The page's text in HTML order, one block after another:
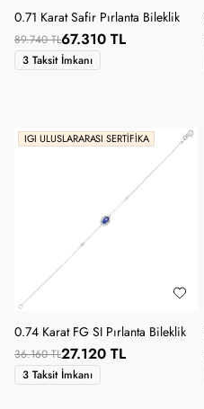
0.71 Karat Safir Pırlanta Bileklik
89.740 TL67.310 TL
3 Taksit İmkanı
IGI ULUSLARARASI SERTIFIKA
0.74 Karat FG SI Pırlanta Bileklik
36.160 TL27.120 TL
3 Taksit İmkanı